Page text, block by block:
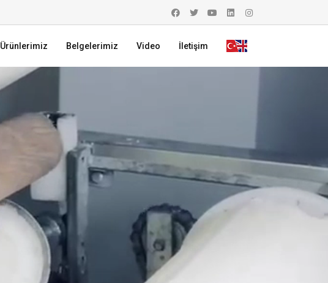
Ürünlerimiz Belgelerimiz Video İletişim